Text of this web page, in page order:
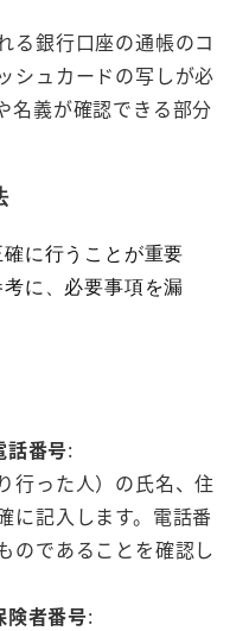
る銀行口座の通帳のコ
シュカードの写しが必
名義が確認できる部分
に行うことが重要
に、必要事項を漏
話番号:
行った人）の氏名、住
に記入します。電話番
のであることを確認し
険者番号: